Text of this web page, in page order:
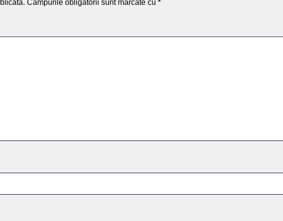
Câmpurile obligatorii sunt marcate cu *